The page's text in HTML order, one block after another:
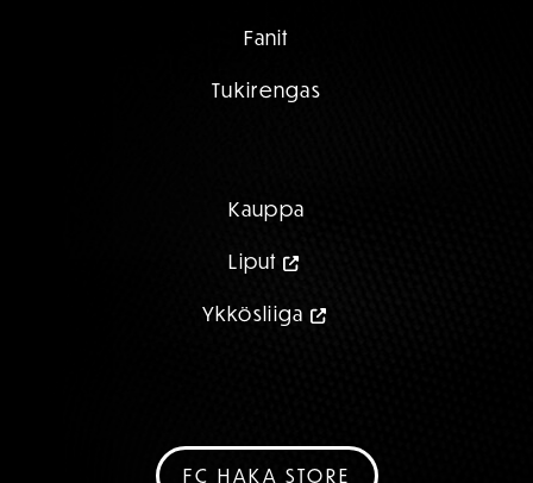
Fanit
Tukirengas
Kauppa
Liput
Ykkösliiga
FC HAKA STORE